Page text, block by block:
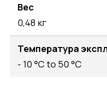
Вес
0,48 кг
Температура
- 10 °C to 50 °C